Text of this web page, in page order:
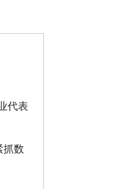
代表
抓数